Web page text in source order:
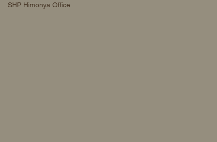
SHP Himonya Office